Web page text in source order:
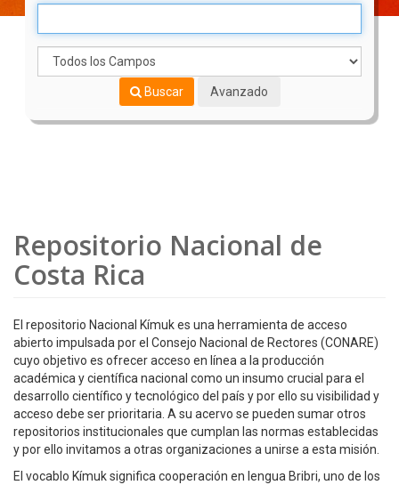
Buscar Avanzado
Repositorio Nacional de
Costa Rica
El repositorio Nacional Kímuk es una herramienta de acceso
abierto impulsada por el Consejo Nacional de Rectores (CONARE)
cuyo objetivo es ofrecer acceso en línea a la producción
académica y científica nacional como un insumo crucial para el
desarrollo científico y tecnológico del país y por ello su visibilidad y
acceso debe ser prioritaria. A su acervo se pueden sumar otros
repositorios institucionales que cumplan las normas establecidas
y por ello invitamos a otras organizaciones a unirse a esta misión.
El vocablo Kímuk significa cooperación en lengua Bribri, uno de los